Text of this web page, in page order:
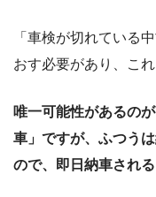
「車検が切れている
おす必要があり、こ
唯一可能性があるの
車」ですが、ふつう
ので、即日納車され